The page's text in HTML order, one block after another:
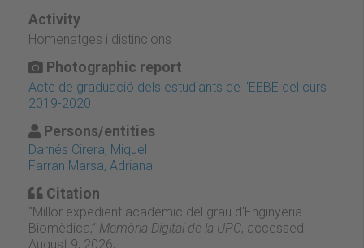
Activity
Homenatges i distincions
Photographic report
Acte de graduació dels estudiants de l'EEBE del curs
2019-2020
Persons/entities
Darnés Cirera, Miquel
Farran Marsa, Adriana
Citation
“Millor expedient acadèmic del grau d'Enginyeria
Biomèdica,” Memòria Digital de la UPC, accessed
August 9, 2026,